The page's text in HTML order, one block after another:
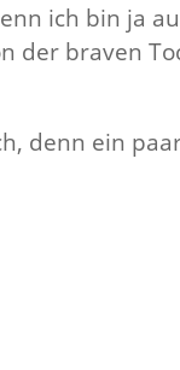
ich bin ja
der braven
denn ein